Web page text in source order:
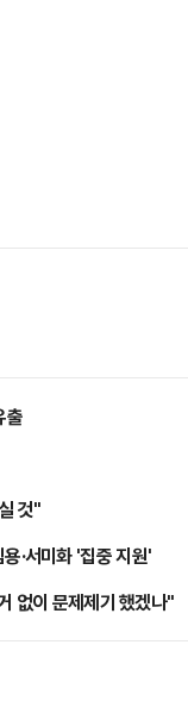
출
것"
·서미화 '집중 지원'
없이 문제제기 했겠나"